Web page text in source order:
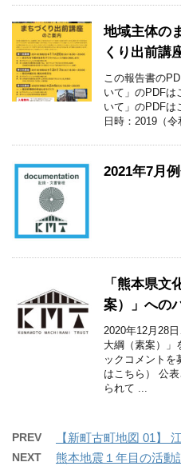
地域主体の
くり出前講
この報告書の
いて」のPDFは
いて」のPDFは
日時：2019（
2021年7月
「熊本県文
案）」への
2020年12月28
大綱（素案）」
ックコメントを
はこちら） 公
られて ...
PREV 【新町古町地図 01】
NEXT 熊本地震１年目の活動